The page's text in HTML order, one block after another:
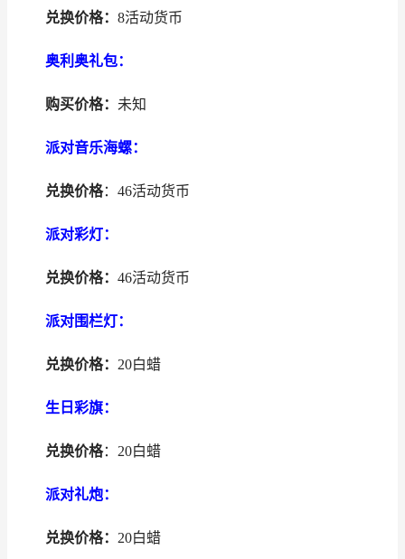
兑换价格： 8活动货币
奥利奥礼包：
购买价格： 未知
派对音乐海螺：
兑换价格：46活动货币
派对彩灯：
兑换价格： 46活动货币
派对围栏灯：
兑换价格： 20白蜡
生日彩旗：
兑换价格：20白蜡
派对礼炮：
兑换价格： 20白蜡